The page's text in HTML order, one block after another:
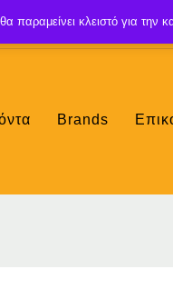
Brands
παραμείνει κλειστό για την